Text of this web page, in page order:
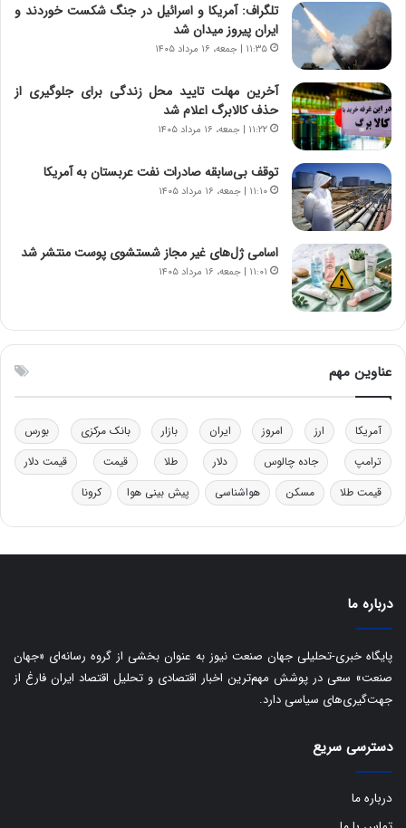
ت
و
س
ت
ه
ر
م
ب
ل
ی
ن
ر
ت
ی
ب
ا
ی
د
تلگراف: آمریکا و اسرائیل در جنگ شکست خوردند و
ایران پیروز میدان شد
۱۱:۳۵ | جمعه، ۱۶ مرداد ۱۴۰۵
آخرین مهلت تایید محل زندگی برای جلوگیری از
حذف کالابرگ اعلام شد
۱۱:۲۲ | جمعه، ۱۶ مرداد ۱۴۰۵
توقف بی‌سابقه صادرات نفت عربستان به آمریکا
۱۱:۱۰ | جمعه، ۱۶ مرداد ۱۴۰۵
اسامی ژل‌های غیر مجاز شستشوی پوست منتشر شد
۱۱:۰۱ | جمعه، ۱۶ مرداد ۱۴۰۵
عناوین مهم
آمریکا ارز امروز ایران بازار بانک مرکزی
بورس
ترامپ
جاده چالوس دلار طلا قیمت
قیمت دلار
قیمت طلا
مسکن هواشناسی پیش بینی هوا کرونا
درباره ما
پایگاه خبری-تحلیلی جهان صنعت نیوز به عنوان بخشی از گروه رسانه‌ای «جهان
صنعت» سعی در پوشش مهم‌ترین اخبار اقتصادی و تحلیل اقتصاد ایران فارغ از
جهت‌گیری‌های سیاسی دارد.
دسترسی سریع
درباره ما